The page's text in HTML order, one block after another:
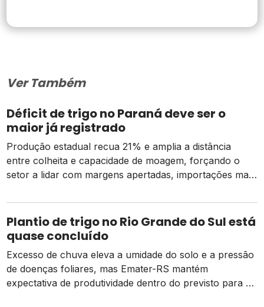
Ver Também
Déficit de trigo no Paraná deve ser o
maior já registrado
Produção estadual recua 21% e amplia a distância
entre colheita e capacidade de moagem, forçando o
setor a lidar com margens apertadas, importações mais
Plantio de trigo no Rio Grande do Sul está
quase concluído
Excesso de chuva eleva a umidade do solo e a pressão
de doenças foliares, mas Emater-RS mantém
expectativa de produtividade dentro do previsto para a